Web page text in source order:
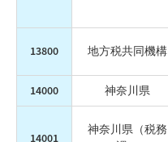
13800 地方税共同機構
14000 神奈川県
14001
神奈川県（税務